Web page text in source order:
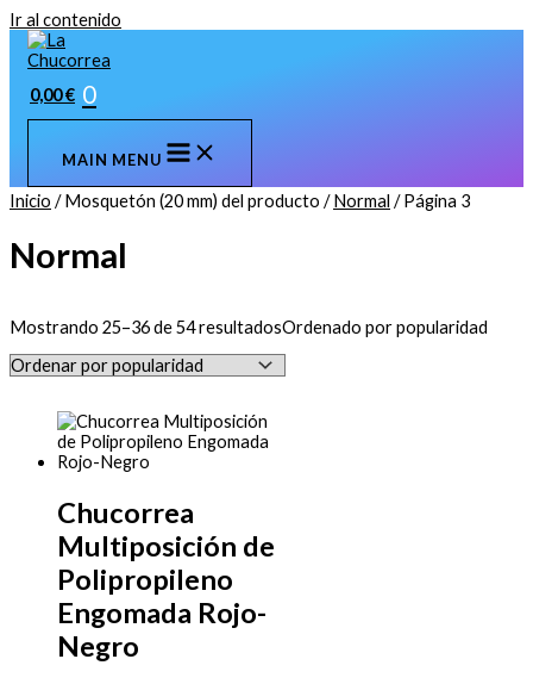
Ir al contenido
0,00€ 0
MAIN MENU
Inicio / Mosquetón (20 mm) del producto /Normal / Página 3
Normal
Mostrando 25–36 de 54 resultadosOrdenado por popularidad
Chucorrea
Multiposición de
Polipropileno
Engomada Rojo-
Negro